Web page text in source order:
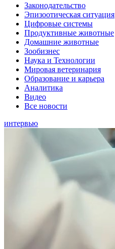
Законодательство
Эпизоотическая ситуация
Цифровые системы
Продуктивные животные
Домашние животные
Зообизнес
Наука и Технологии
Мировая ветеринария
Образование и карьера
Аналитика
Видео
Все новости
интервью